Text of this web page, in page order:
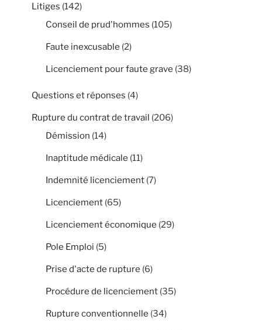
Litiges (142)
Conseil de prud'hommes (105)
Faute inexcusable (2)
Licenciement pour faute grave (38)
Questions et réponses (4)
Rupture du contrat de travail (206)
Démission (14)
Inaptitude médicale (11)
Indemnité licenciement (7)
Licenciement (65)
Licenciement économique (29)
Pole Emploi (5)
Prise d'acte de rupture (6)
Procédure de licenciement (35)
Rupture conventionnelle (34)